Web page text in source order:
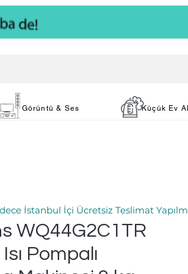
Görüntü & Ses Küçük Ev
WQ44G2C1TR
Pompalı
İstanbul İçi Ücretsiz Teslimat